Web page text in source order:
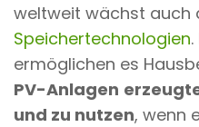
weltweit wächst auch
Speichertechnologien
ermöglichen es
PV-Anlagen
und zu nutzen, wenn